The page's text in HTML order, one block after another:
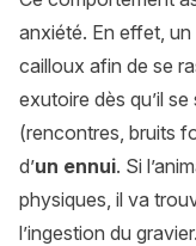
anxiété. En effet, un
cailloux afin de se
exutoire dès qu’il
(rencontres, bruits
d’un ennui. Si
physiques, il va
l’ingestion du